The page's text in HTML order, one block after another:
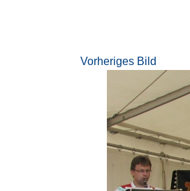
Vorheriges Bild